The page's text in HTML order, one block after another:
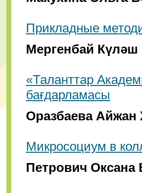
Прикладные
Мергенбай
«Таланттар
бағдарламасы
Оразбаева Айжан
Микросоциум в
Петрович Оксана